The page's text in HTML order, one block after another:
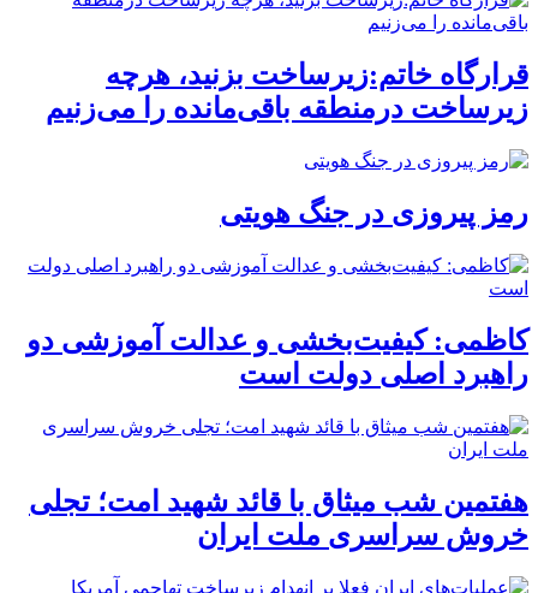
قرارگاه خاتم:زیرساخت بزنید، هرچه
زیرساخت درمنطقه باقی‌مانده را می‌زنیم
رمز پیروزی در جنگ هویتی
کاظمی: کیفیت‌بخشی و عدالت آموزشی دو
راهبرد اصلی دولت است
هفتمین شب میثاق با قائد شهید امت؛ تجلی
خروش سراسری ملت ایران